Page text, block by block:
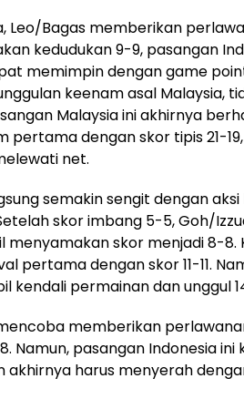
Leo/Bagas memberikan
kedudukan 9-9, pasangan
memimpin dengan game
keenam asal Malaysia,
Malaysia ini akhirnya
pertama dengan skor tipis 21-
net.
semakin sengit dengan
skor imbang 5-5, Goh/
menyamakan skor menjadi 8-
pertama dengan skor 11-11.
kendali permainan dan unggul
memberikan
Namun, pasangan Indonesia
akhirnya harus menyerah